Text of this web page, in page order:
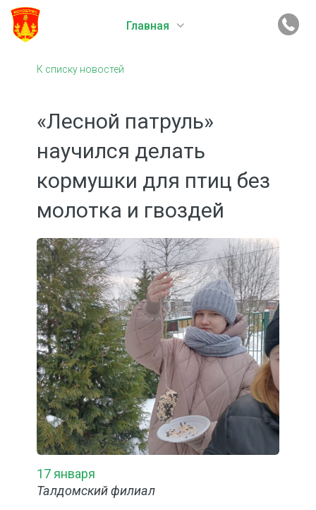
Главная
К списку новостей
«Лесной патруль»
научился делать
кормушки для птиц без
молотка и гвоздей
17 января
Талдомский филиал